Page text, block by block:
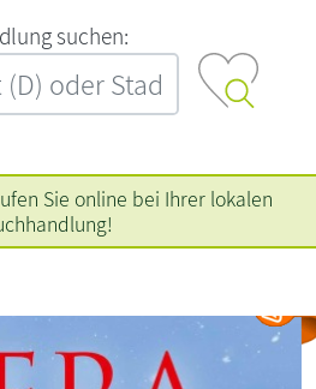
‍s‍u‍c‍h‍e‍n‍:‍
Sie online bei Ihrer lokalen